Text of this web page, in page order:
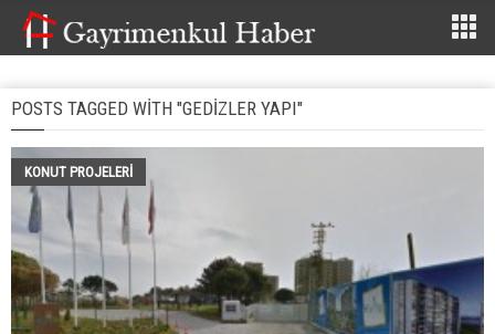
POSTS TAGGED WITH "GEDIZLER YAPI"
KONUT PROJELERI